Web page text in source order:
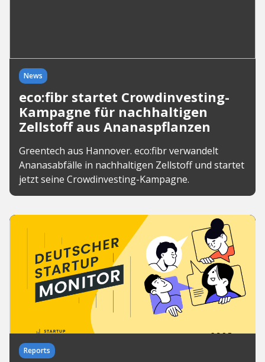
News
eco:fibr startet Crowdinvesting-
Kampagne für nachhaltigen
Zellstoff aus Ananaspflanzen
Greentech aus Hannover. eco:fibr verwandelt
Ananasabfälle in nachhaltigen Zellstoff und startet
jetzt seine Crowdinvesting-Kampagne.
Reports